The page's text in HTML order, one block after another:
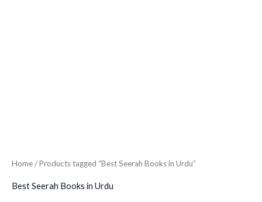
Home/ Products tagged “Best Seerah Books in Urdu”
Best Seerah Books in Urdu